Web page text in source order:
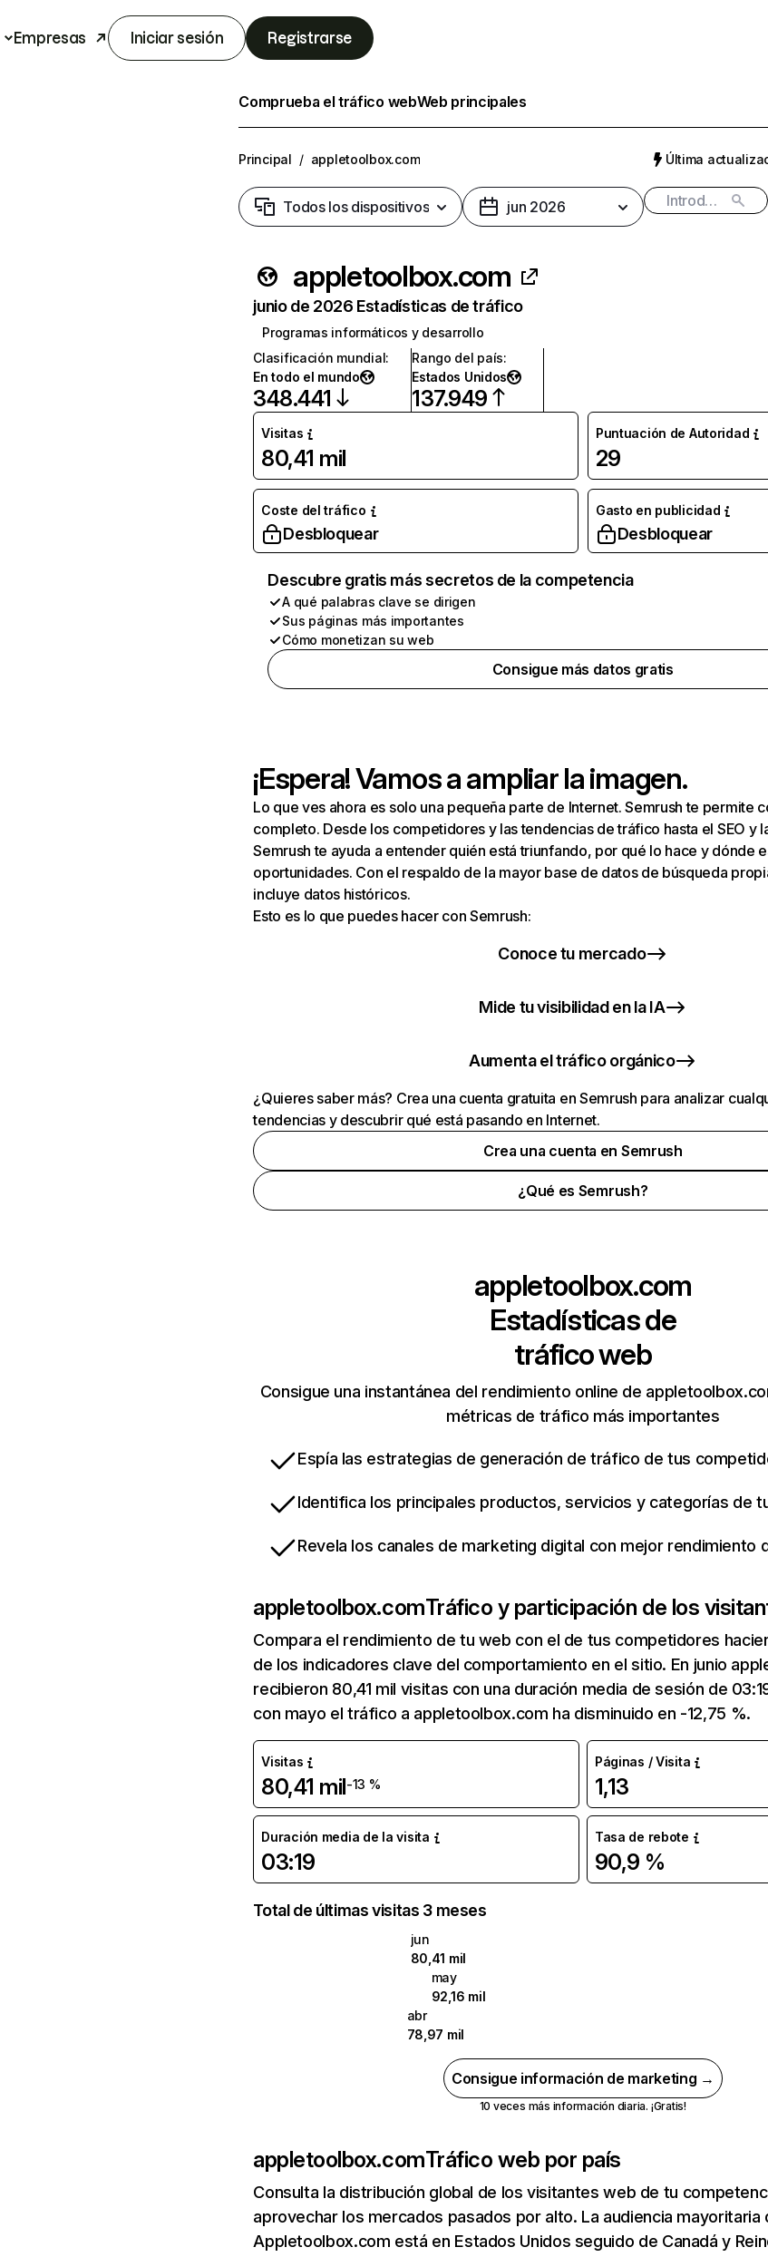
Empresas Iniciar sesión Registrarse
Comprueba el tráfico webWeb principales
Principal / appletoolbox.com Última
Todos los dispositivos jun 2026
appletoolbox.com
junio de 2026 Estadísticas de tráfico
Programas informáticos y desarrollo
Clasificación mundial:
En todo el mundo
348.441
Rango del país:
Estados Unidos
137.949
Visitas
80,41 mil
Puntuación de Autoridad
29
Coste del tráfico
Desbloquear
Gasto en publicidad
Desbloquear
Descubre gratis más secretos de la competencia
A qué palabras clave se dirigen
Sus páginas más importantes
Cómo monetizan su web
Consigue más datos gratis
¡Espera! Vamos a ampliar la imagen.
Lo que ves ahora es solo una pequeña parte de Internet. Semrush te permite
completo. Desde los competidores y las tendencias de tráfico hasta el SEO y
Semrush te ayuda a entender quién está triunfando, por qué lo hace y dónde
oportunidades. Con el respaldo de la mayor base de datos de búsqueda
incluye datos históricos.
Esto es lo que puedes hacer con Semrush:
Conoce tu mercado
Mide tu visibilidad en la IA
Aumenta el tráfico orgánico
¿Quieres saber más? Crea una cuenta gratuita en Semrush para analizar
tendencias y descubrir qué está pasando en Internet.
Crea una cuenta en Semrush
¿Qué es Semrush?
appletoolbox.com
Estadísticas de
tráfico web
Consigue una instantánea del rendimiento online de
métricas de tráfico más importantes
Espía las estrategias de generación de tráfico de tus
Identifica los principales productos, servicios y categorías de
Revela los canales de marketing digital con mejor rendimiento
appletoolbox.comTráfico y participación de los
Compara el rendimiento de tu web con el de tus competidores
de los indicadores clave del comportamiento en el sitio. En junio
recibieron 80,41 mil visitas con una duración media de sesión de
con mayo el tráfico a appletoolbox.com ha disminuido en -12,75 %.
Visitas
80,41 mil-13 %
Páginas / Visita
1,13
Duración media de la visita
03:19
Tasa de rebote
90,9 %
Total de últimas visitas 3 meses
jun
80,41 mil
may
92,16 mil
abr
78,97 mil
Consigue información de marketing →
10 veces más información diaria. ¡Gratis!
appletoolbox.comTráfico web por país
Consulta la distribución global de los visitantes web de tu
aprovechar los mercados pasados por alto. La audiencia mayoritaria
Appletoolbox.com está en Estados Unidos seguido de Canadá y